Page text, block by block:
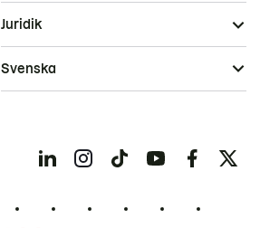
Juridik
Svenska